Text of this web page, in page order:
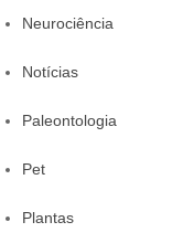
Neurociência
Notícias
Paleontologia
Pet
Plantas